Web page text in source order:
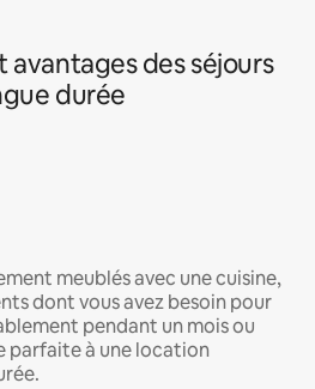
avantages des séjours
durée
meublés avec une cuisine,
dont vous avez besoin pour
pendant un mois ou
parfaite à une location